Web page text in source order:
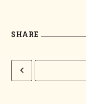
SHARE